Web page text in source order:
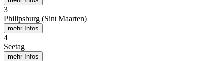
3
Philipsburg (Sint Maarten)
mehr Infos
4
Seetag
mehr Infos